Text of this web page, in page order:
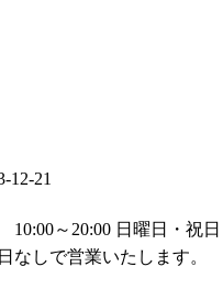
12-21
～20:00 日曜日・祝
なしで営業いたします。